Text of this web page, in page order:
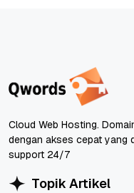
Cloud Web Hosting.
dengan akses cepat yang
support 24/7
Topik Artikel